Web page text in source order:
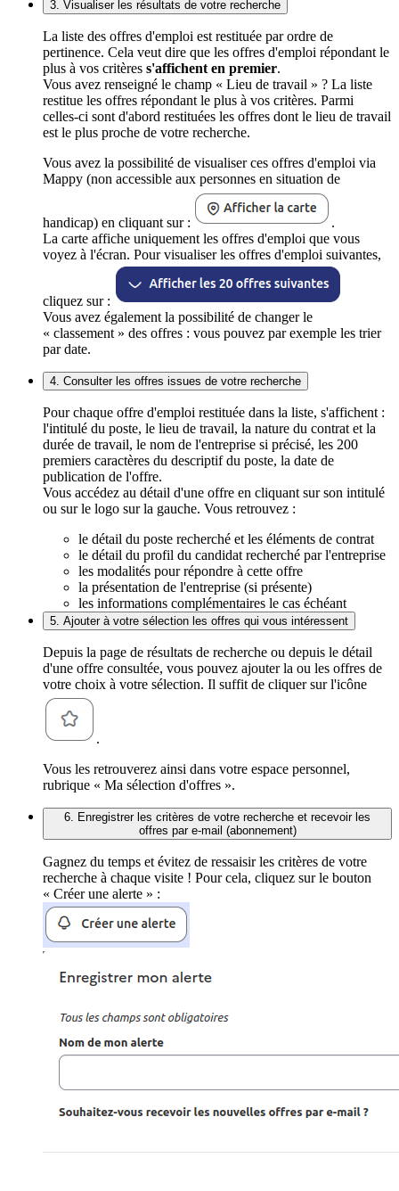
3. Visualiser les résultats de votre recherche
La liste des offres d'emploi est restituée par ordre de
pertinence. Cela veut dire que les offres d'emploi répondant le
plus à vos critères s'affichent en premier.
Vous avez renseigné le champ « Lieu de travail » ? La liste
restitue les offres répondant le plus à vos critères. Parmi
celles-ci sont d'abord restituées les offres dont le lieu de travail
est le plus proche de votre recherche.
Vous avez la possibilité de visualiser ces offres d'emploi via
Mappy (non accessible aux personnes en situation de
handicap) en cliquant sur :
.
La carte affiche uniquement les offres d'emploi que vous
voyez à l'écran. Pour visualiser les offres d'emploi suivantes,
cliquez sur :
Vous avez également la possibilité de changer le
« classement » des offres : vous pouvez par exemple les trier
par date.
4. Consulter les offres issues de votre recherche
Pour chaque offre d'emploi restituée dans la liste, s'affichent :
l'intitulé du poste, le lieu de travail, la nature du contrat et la
durée de travail, le nom de l'entreprise si précisé, les 200
premiers caractères du descriptif du poste, la date de
publication de l'offre.
Vous accédez au détail d'une offre en cliquant sur son intitulé
ou sur le logo sur la gauche. Vous retrouvez :
le détail du poste recherché et les éléments de contrat
le détail du profil du candidat recherché par l'entreprise
les modalités pour répondre à cette offre
la présentation de l'entreprise (si présente)
les informations complémentaires le cas échéant
5. Ajouter à votre sélection les offres qui vous intéressent
Depuis la page de résultats de recherche ou depuis le détail
d'une offre consultée, vous pouvez ajouter la ou les offres de
votre choix à votre sélection. Il suffit de cliquer sur l'icône
.
Vous les retrouverez ainsi dans votre espace personnel,
rubrique « Ma sélection d'offres ».
6. Enregistrer les critères de votre recherche et recevoir les
offres par e-mail (abonnement)
Gagnez du temps et évitez de ressaisir les critères de votre
recherche à chaque visite ! Pour cela, cliquez sur le bouton
« Créer une alerte » :